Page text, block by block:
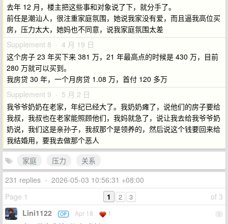
去年 12 月，楼主把这些事和对象说了下，就分手了。
前任是潮汕人，很注重家庭氛围，她说我家没有爱，而且逼我高位买
房，压力太大，她妈也不同意，说我家庭氛围太差
Supplement 8 · 4 月 19 日
这个房子 23 年买下来 381 万，21 年最高点的时候是 430 万，目前
280 万就可以买到。
我房贷 30 年，一个月房贷 1.08 万，首付 120 多万
Supplement 9 · 5 月 2 日
我爷爷奶奶在老家，年纪已经大了。我奶奶瘫了，说他们的房子要给
我叔，我叔也在老家能照顾他们，我妈就急了，说让我去给我爷爷奶
奶说，我们这是亲孙子，我叔那个是领养的，然后说这个钱要回来给
我结婚用，要我去做那个恶人
家庭
压力
关系
231 replies • 2026-05-03 10:56:31 +08:00
Page 1
of 3
1 2 3
1
Lini1122 OP Apr 18 1